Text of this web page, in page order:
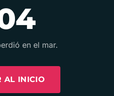
en el mar.
AL INICIO